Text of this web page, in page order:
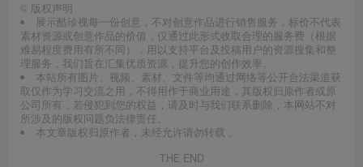
© 版权声明
展示酷珍视每一份创意，不对创意作品进行销售服务，标价不代表
素材资源或创意作品的价值，仅通过此形式收取合理的服务费（根据
难易程度费用有所不同），用以支持平台及投稿用户的资源搜集和整
理服务，我们旨在汇集优质资源，提升您的创作效率。
本站所有图片、视频、素材、文件等均通过网络等公开合法渠道获
取仅作为学习交流之用，不得用作于商业用途，其版权归原作者或原
公司所有，若侵犯到您的权益，请及时与我们联系删除，本网站不对
所涉及的版权问题负法律责任。
本文章版权归原作者，未经允许请勿转载 。
THE END